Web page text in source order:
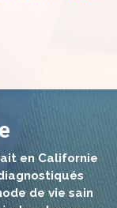
en Californie
de vie sain